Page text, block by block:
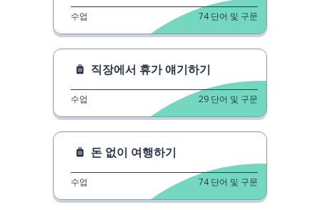
수업 74 단어 및 구문
직장에서 휴가 얘기하기
수업 29 단어 및 구문
돈 없이 여행하기
수업 74 단어 및 구문